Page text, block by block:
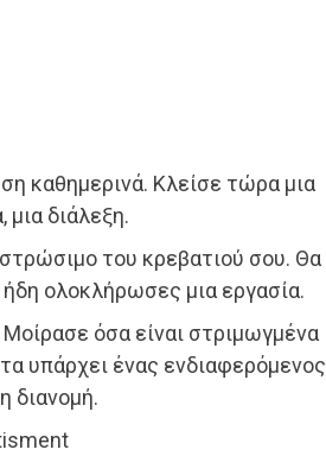
καθημερινά. Κλείσε τώρα μια
μια διάλεξη.
του κρεβατιού σου. Θα
ολοκλήρωσες μια εργασία.
Μοίρασε όσα είναι στριμωγμένα
υπάρχει ένας ενδιαφερόμενος
διανομή.